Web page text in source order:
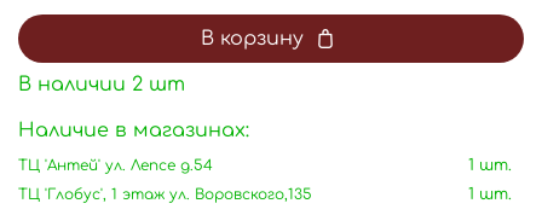
В корзину
В наличии 2 шт
Наличие в магазинах:
ТЦ 'Антей' ул. Лепсе д.54
1 шт.
ТЦ 'Глобус', 1 этаж ул. Воровского,135
1 шт.